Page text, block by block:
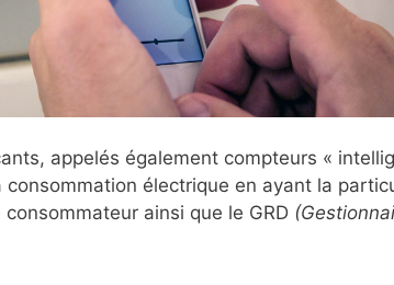
appelés également compteurs «
électrique en ayant la
ainsi que le GRD